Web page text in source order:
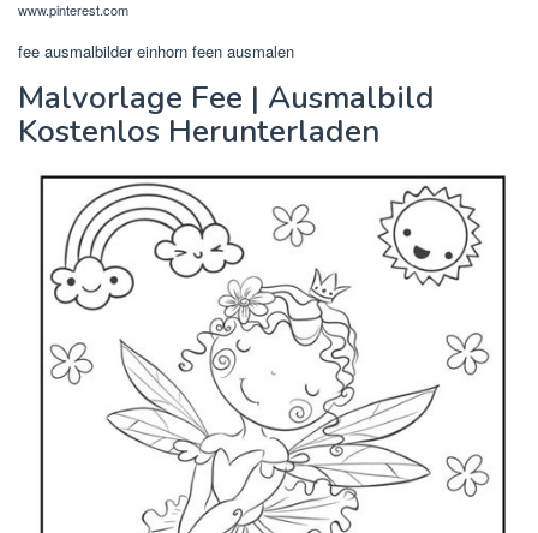
www.pinterest.com
fee ausmalbilder einhorn feen ausmalen
Malvorlage Fee | Ausmalbild
Kostenlos Herunterladen